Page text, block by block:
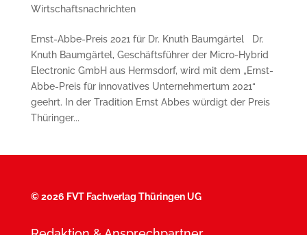
Wirtschaftsnachrichten
Ernst-Abbe-Preis 2021 für Dr. Knuth Baumgärtel Dr.
Knuth Baumgärtel, Geschäftsführer der Micro-Hybrid
Electronic GmbH aus Hermsdorf, wird mit dem „Ernst-
Abbe-Preis für innovatives Unternehmertum 2021“
geehrt. In der Tradition Ernst Abbes würdigt der Preis
Thüringer...
©2026 FVT Fachverlag Thüringen UG